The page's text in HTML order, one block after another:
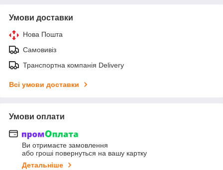
Умови доставки
Нова Пошта
Самовивіз
Транспортна компанія Delivery
Всі умови доставки
Умови оплати
Ви отримаєте замовлення
або гроші повернуться на вашу картку
Детальніше